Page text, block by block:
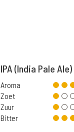
IPA (India Pale Ale)
Aroma
Zoet
Zuur
Bitter